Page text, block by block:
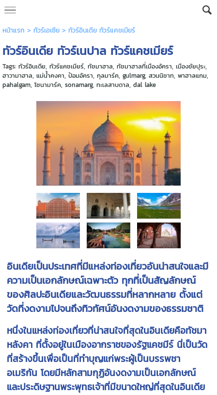
หน้าแรก > ทัวร์เอเซีย > ทัวร์อินเดีย ทัวร์แคชเมียร์
ทัวร์อินเดีย ทัวร์เนปาล ทัวร์แคชเมียร์
Tags: ทัวร์อินเดีย, ทัวร์แคชเมียร์, ทัชมาฮาล, ทัชมาฮาลที่เมืองอัครา, เมืองชัยปุระ,
ฮาวามาฮาล, แม่น้ำคงคา, ป้อมอัครา, กุลมาร์ค, gulmarg, สวนนิชาท, พาฮาลแกม,
pahalgam, โซนามาร์ค, sonamarg, ทะเลสาบดาล, dal lake
อินเดียเป็นประเทศที่มีแหล่งท่องเที่ยวอันน่าสนใจและมี
ความเป็นเอกลักษณ์เฉพาะตัว ทุกที่เป็นสัญลักษณ์
ของศิลปะอินเดียและวัฒนธรรมที่หลากหลาย ตั้งแต่
วัดที่งดงามไปจนถึงทิวทัศน์อันงดงามของธรรมชาติ
หนึ่งในแหล่งท่องเที่ยวที่น่าสนใจที่สุดในอินเดียคือทัชมา
หลังคา ที่ตั้งอยู่ในเมืองอากราชของรัฐแคชมีร์ นี่เป็นวัด
ที่สร้างขึ้นเพื่อเป็นที่ทำบุญแก่พระผู้เป็นบรรพชา
อเมริกัน โดยมีหลักสามกุฏิอันงดงามเป็นเอกลักษณ์
และประดิษฐานพระพุทธเจ้าที่มีขนาดใหญ่ที่สุดในอินเดีย